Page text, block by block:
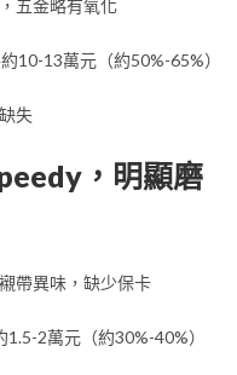
五金略有氧化
10-13萬元（約50%-65%）
失
，明顯磨
帶異味，缺少保卡
2萬元（約30%-40%）